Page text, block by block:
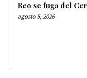
Reo se fuga del
agosto 5, 2026